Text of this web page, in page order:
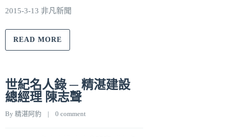
2015-3-13 非凡新聞
READ MORE
世紀名人錄 ─ 精湛建設
總經理 陳志聲
By 精湛阿豹
    |
0 comment